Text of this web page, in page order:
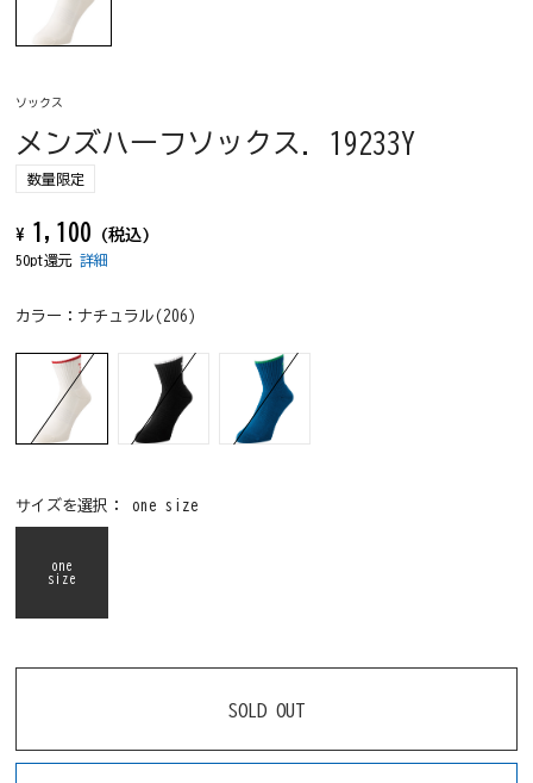
ソックス
メンズハーフソックス. 19233Y
数量限定
¥ 1,100 (税込)
50pt還元詳細
カラー： ナチュラル(206)
サイズを選択：one size
one
size
SOLD OUT